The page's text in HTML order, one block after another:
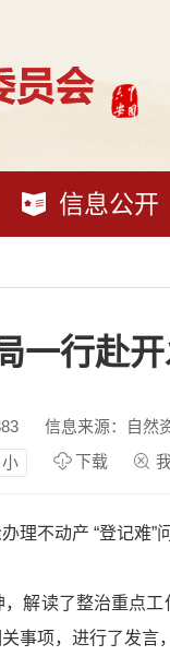
信息公开
一行赴
信息来源：自然
小 下载
理不动产 “登记难
解读了整治重点
事项，进行了发言